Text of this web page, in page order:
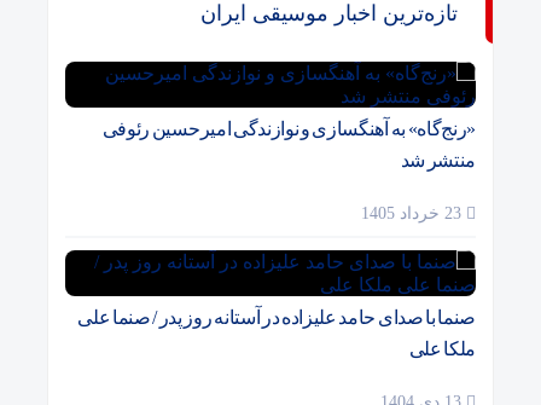
تازه‌ترین اخبار موسیقی ایران
«رنج‌گاه» به آهنگسازی و نوازندگی امیرحسین رئوفی
منتشر شد
صنما با صدای حامد علیزاده در آستانه روز پدر / صنما علی
ملکا علی